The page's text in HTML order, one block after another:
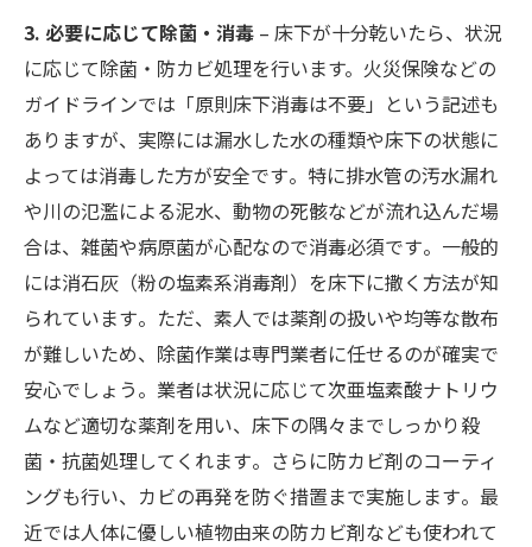
3. 必要に応じて除菌・消毒 – 床下が十分乾いたら、状況
に応じて除菌・防カビ処理を行います。火災保険などの
ガイドラインでは「原則床下消毒は不要」という記述も
ありますが​、実際には漏水した水の種類や床下の状態に
よっては消毒した方が安全です​。特に排水管の汚水漏れ
や川の氾濫による泥水、動物の死骸などが流れ込んだ場
合は、雑菌や病原菌が心配なので消毒必須です​。一般的
には消石灰（粉の塩素系消毒剤）を床下に撒く方法が知
られています​。ただ、素人では薬剤の扱いや均等な散布
が難しいため、除菌作業は専門業者に任せるのが確実で
安心でしょう​。業者は状況に応じて次亜塩素酸ナトリウ
ムなど適切な薬剤を用い、床下の隅々までしっかり殺
菌・抗菌処理してくれます​。さらに防カビ剤のコーティ
ングも行い、カビの再発を防ぐ措置まで実施します​。最
近では人体に優しい植物由来の防カビ剤なども使われて